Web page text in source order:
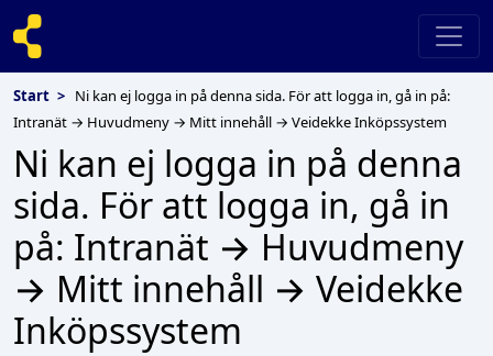
Start > Ni kan ej logga in på denna sida. För att logga in, gå in på:
Intranät → Huvudmeny → Mitt innehåll → Veidekke Inköpssystem
Ni kan ej logga in på denna
sida. För att logga in, gå in
på: Intranät → Huvudmeny
→ Mitt innehåll → Veidekke
Inköpssystem